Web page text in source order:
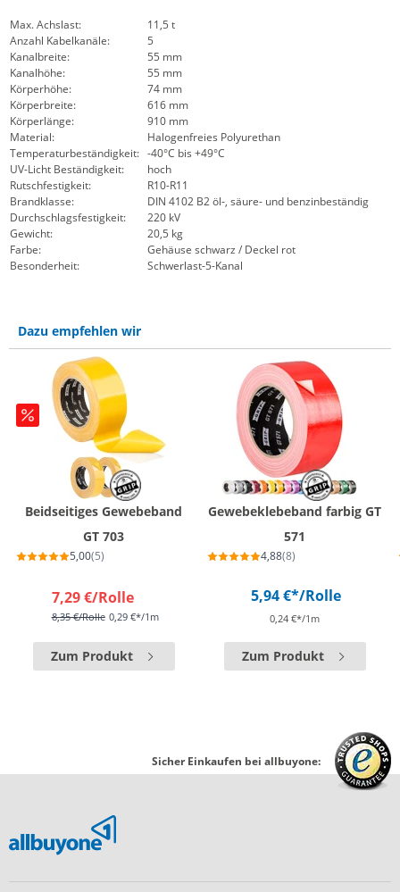
Max. Achslast:
11,5 t
Anzahl Kabelkanäle:
5
Kanalbreite:
55 mm
Kanalhöhe:
55 mm
Körperhöhe:
74 mm
Körperbreite:
616 mm
Körperlänge:
910 mm
Material:
Halogenfreies Polyurethan
Temperaturbeständigkeit: -40°C bis +49°C
UV-Licht Beständigkeit:
hoch
Rutschfestigkeit:
R10-R11
Brandklasse:
DIN 4102 B2 öl-, säure- und benzinbeständig
Durchschlagsfestigkeit:
220 kV
Gewicht:
20,5 kg
Farbe:
Gehäuse schwarz / Deckel rot
Besonderheit:
Schwerlast-5-Kanal
Dazu empfehlen wir
Beidseitiges Gewebeband
GT 703
5,00(5)
7,29 €/Rolle
8,35 €/Rolle 0,29 €*/1m
Zum Produkt
Gewebeklebeband farbig GT
571
4,88(8)
5,94 €*/Rolle
0,24 €*/1m
Zum Produkt
Sicher Einkaufen bei allbuyone: